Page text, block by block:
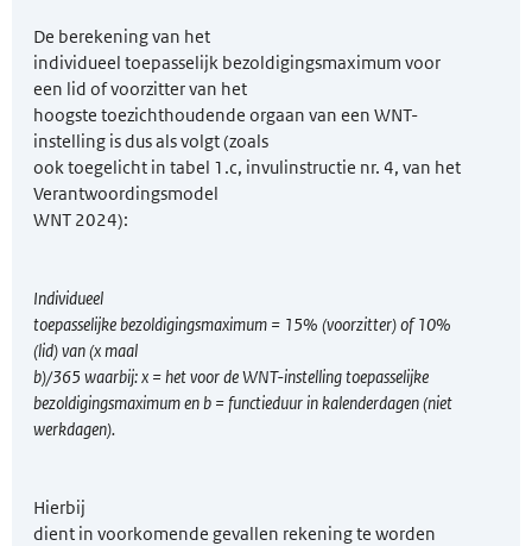
De berekening van het
individueel toepasselijk bezoldigingsmaximum voor
een lid of voorzitter van het
hoogste toezichthoudende orgaan van een WNT-
instelling is dus als volgt (zoals
ook toegelicht in tabel 1.c, invulinstructie nr. 4, van het
Verantwoordingsmodel
WNT 2024):
Individueel
toepasselijke bezoldigingsmaximum = 15% (voorzitter) of 10%
(lid) van (x maal
b)/365 waarbij: x = het voor de WNT-instelling toepasselijke
bezoldigingsmaximum en b = functieduur in kalenderdagen (niet
werkdagen).
Hierbij
dient in voorkomende gevallen rekening te worden